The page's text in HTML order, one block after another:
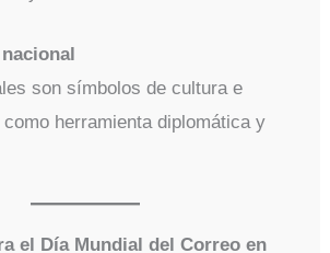
son símbolos de cultura e
herramienta diplomática y
el Día Mundial del Correo en